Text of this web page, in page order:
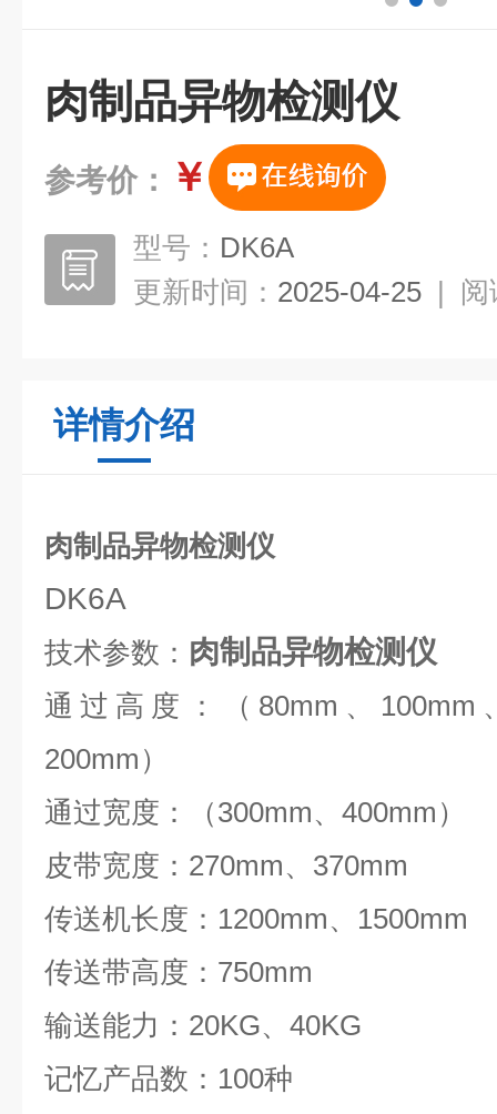
肉制品异物检测仪
参考价： ￥
型号： DK6A
更新时间： 2025-04-25 | 阅
详情介绍
肉制品异物检测仪
DK6A
技术参数： 肉制品异物检测仪
通过高度：（ 80mm 、 100mm
200mm ）
通过宽度：（300mm、 400mm ）
皮带宽度： 270mm、 370mm
传送机长度： 1200mm、 1500mm
传送带高度： 750mm
输送能力： 20KG、 40KG
记忆产品数： 100种